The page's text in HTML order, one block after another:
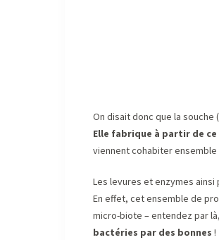
On disait donc que la souche
Elle fabrique à partir de
viennent cohabiter ensemble
Les levures et enzymes
En effet, cet ensemble de
micro-biote – entendez par
bactéries par des bonnes !